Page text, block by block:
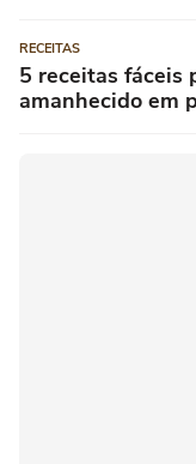
RECEITAS
5 receitas fáceis
amanhecido em